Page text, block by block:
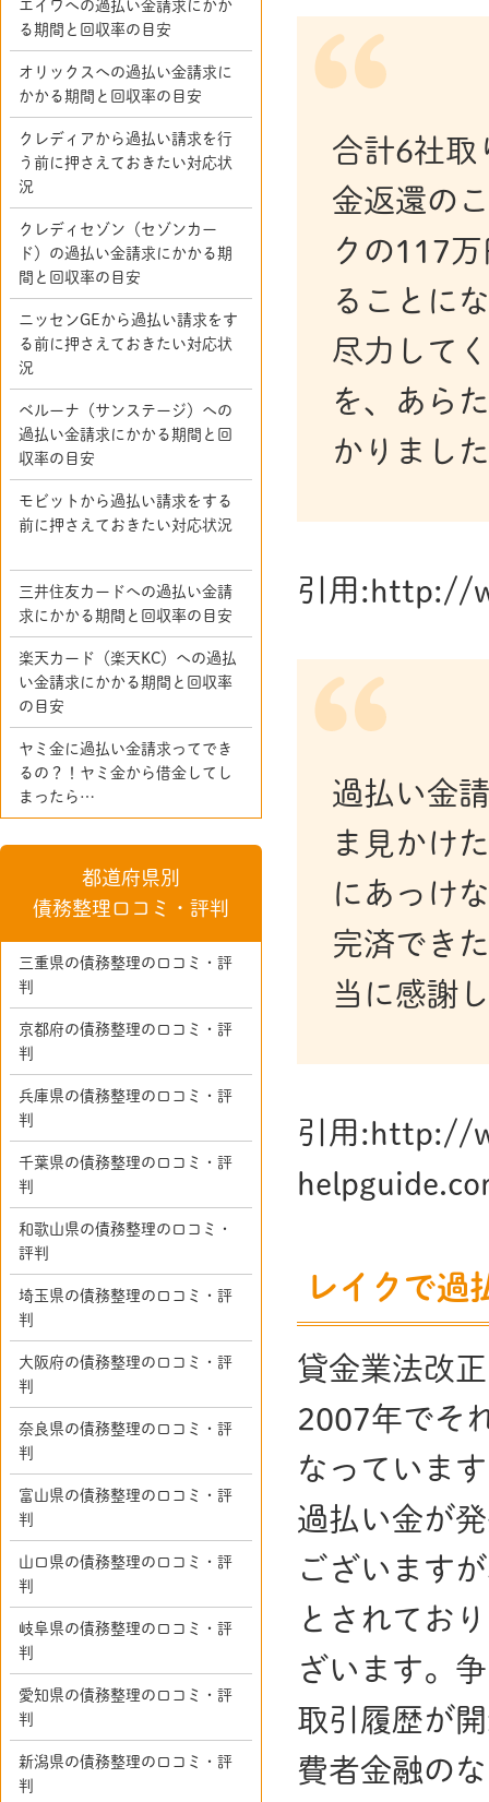
合計6社取
金返還の
クの117
ることに
尽力して
を、あら
かりまし
引用:http://
過払い金
ま見かけ
にあっけ
完済でき
当に感謝
引用:http://
レイクで過
貸金業法改
2007年でそ
なっていま
過払い金が
ございます
とされてお
ざいます。
取引履歴が
費者金融の
エイワへの過払い金請求にかか
る期間と回収率の目安
オリックスへの過払い金請求に
かかる期間と回収率の目安
クレディアから過払い請求を行
う前に押さえておきたい対応状
況
クレディセゾン（セゾンカー
ド）の過払い金請求にかかる期
間と回収率の目安
ニッセンGEから過払い請求をす
る前に押さえておきたい対応状
況
ベルーナ（サンステージ）への
過払い金請求にかかる期間と回
収率の目安
モビットから過払い請求をする
前に押さえておきたい対応状況
三井住友カードへの過払い金請
求にかかる期間と回収率の目安
楽天カード（楽天KC）への過払
い金請求にかかる期間と回収率
の目安
ヤミ金に過払い金請求ってでき
るの？！ヤミ金から借金してし
まったら…
都道府県別
債務整理口コミ・評判
三重県の債務整理の口コミ・評
判
京都府の債務整理の口コミ・評
判
兵庫県の債務整理の口コミ・評
判
千葉県の債務整理の口コミ・評
判
和歌山県の債務整理の口コミ・
評判
埼玉県の債務整理の口コミ・評
判
大阪府の債務整理の口コミ・評
判
奈良県の債務整理の口コミ・評
判
富山県の債務整理の口コミ・評
判
山口県の債務整理の口コミ・評
判
岐阜県の債務整理の口コミ・評
判
愛知県の債務整理の口コミ・評
判
新潟県の債務整理の口コミ・評
判